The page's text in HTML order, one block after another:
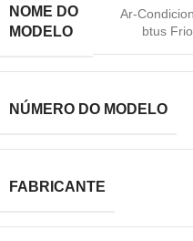
NOME DO
MODELO
Ar-
btus
NÚMERO DO MODELO
FABRICANTE